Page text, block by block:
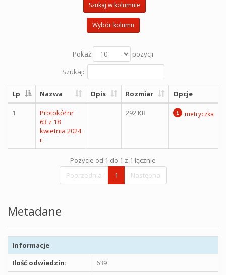
Szukaj w kolumnie
Wybór kolumn
Pokaż
pozycji
Szukaj:
Lp Nazwa Opis Rozmiar Opcje
1
Protokół nr
63 z 18
kwietnia 2024
r.
292 KB metryczka
Pozycje od 1 do 1 z 1 łącznie
Poprzednia
1 Następna
Metadane
Informacje
Ilość odwiedzin:
639